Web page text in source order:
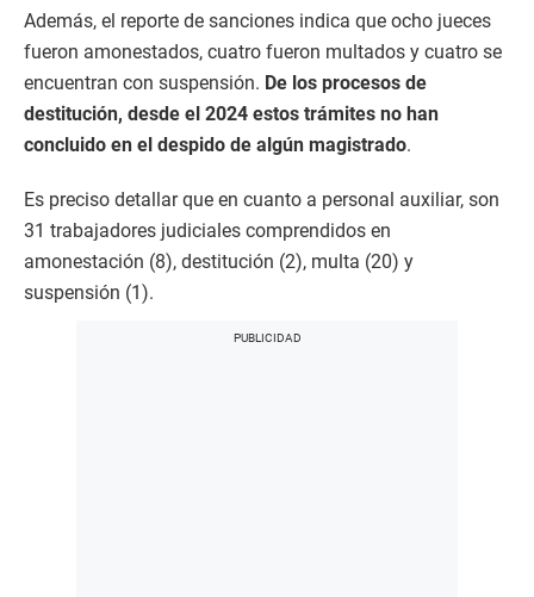
Además, el reporte de sanciones indica que ocho jueces
fueron amonestados, cuatro fueron multados y cuatro se
encuentran con suspensión. De los procesos de
destitución, desde el 2024 estos trámites no han
concluido en el despido de algún magistrado.
Es preciso detallar que en cuanto a personal auxiliar, son
31 trabajadores judiciales comprendidos en
amonestación (8), destitución (2), multa (20) y
suspensión (1).